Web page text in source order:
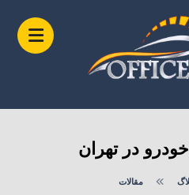
در تهران
مقالات